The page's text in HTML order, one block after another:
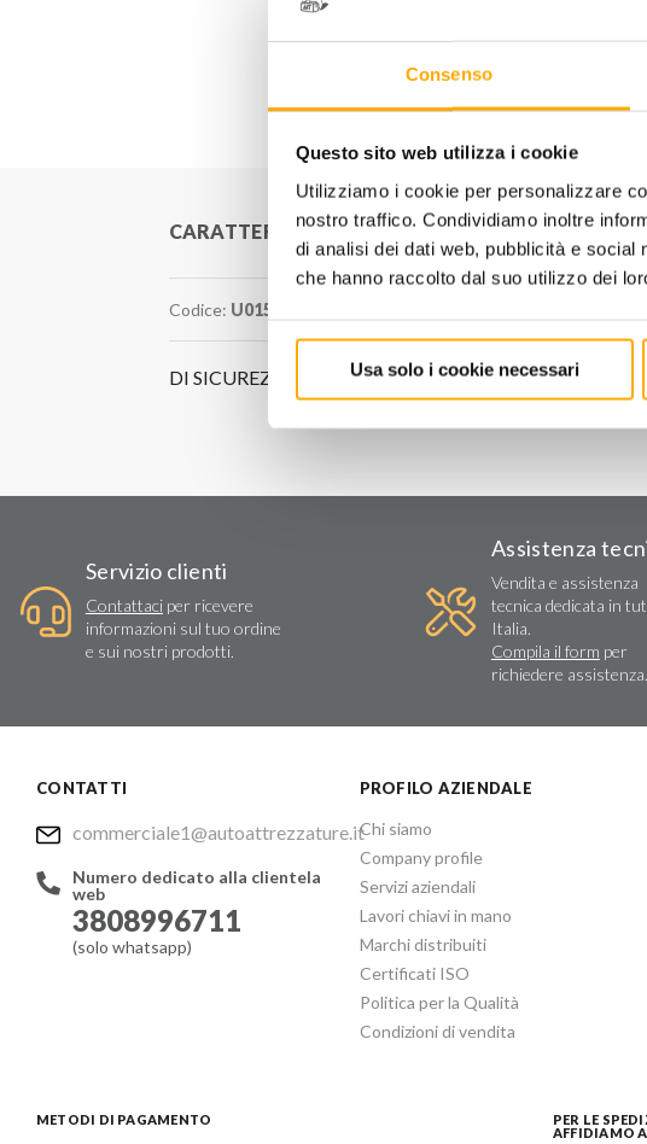
Consenso
Questo sito web utilizza i cookie
Utilizziamo i cookie per personalizzare
nostro traffico. Condividiamo inoltre
di analisi dei dati web, pubblicità e
che hanno raccolto dal suo utilizzo dei
Usa solo i cookie necessari
CARATTERISTICHE
Codice: U01580001
DI SICUREZZA
Servizio clienti
Contattaciper ricevere
informazioni sul tuo ordine
e sui nostri prodotti.
Assistenza
Vendita e assistenza
tecnica dedicata in
Italia.
Compila il form per
richiedere assistenza.
CONTATTI
commerciale1@autoattrezzature.it
Numero dedicato alla clientela
web
3808996711
(solo whatsapp)
PROFILO AZIENDALE
Chi siamo
Company profile
Servizi aziendali
Lavori chiavi in mano
Marchi distribuiti
Certificati ISO
Politica per la Qualità
Condizioni di vendita
METODI DI PAGAMENTO
PER LE
AFFIDIAMO A